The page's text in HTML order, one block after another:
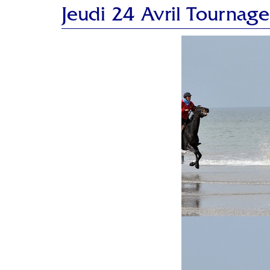
Jeudi 24 Avril Tournage